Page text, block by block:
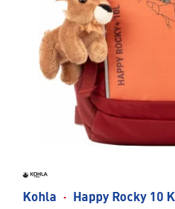
Kohla · Happy Rocky 10